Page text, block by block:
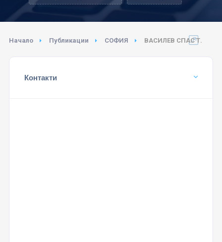
Начало Публикации СОФИЯ ВАСИЛЕВ СПАС Т.
Контакти